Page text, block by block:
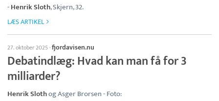
-Henrik Sloth, Skjern, 32.
LÆS ARTIKEL
27. oktober 2025·fjordavisen.nu
Debatindlæg: Hvad kan man få for 3
milliarder?
Henrik Slothog Asger Brorsen - Foto: